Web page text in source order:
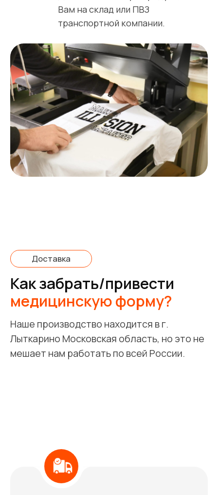
Задать вопрос
Шелкография
(трафаретная печать)
Контакты
+7 (995) 700 92-65
zakaz@trafaret365.ru
Калькулятор
ИП Бердышев Павел Геннадьевич, ИНН
500704068312
Политика конфиденциальности
Этапы работы
Вопрос / ответ
Московская область, г. Лыткарино,
Колхозная ул., с2Б (12 км от МКАД по
Новорязанскому шоссе)